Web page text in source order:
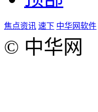
焦点资讯 速下 中华网软件
© 中华网